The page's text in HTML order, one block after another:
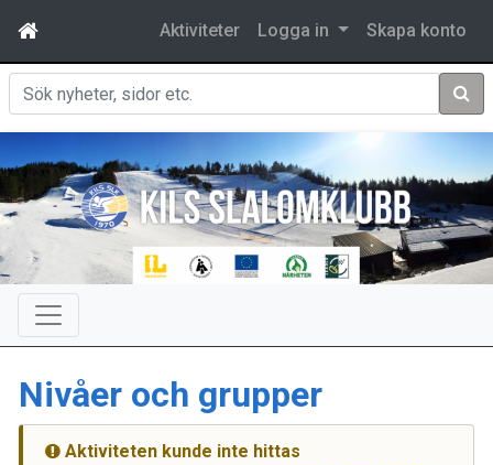
Aktiviteter Logga in Skapa konto
Sök
Nivåer och grupper
Aktiviteten kunde inte hittas